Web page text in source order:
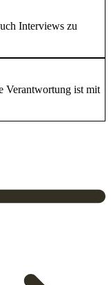
Interviews zu
Verantwortung ist mit